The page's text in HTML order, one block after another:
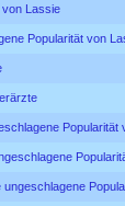
von Lassie
Popularität von
Popularität
ungeschlagene